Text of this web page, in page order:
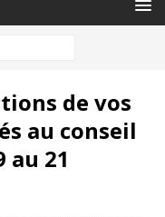
de vos
au conseil
au 21